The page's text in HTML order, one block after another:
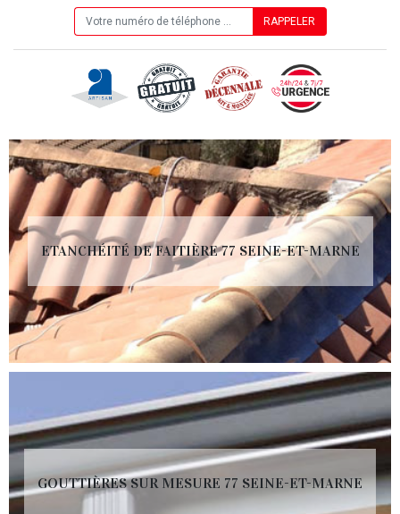
ETANCHÉITÉ DE FAITIÈRE 77 SEINE-ET-MARNE
GOUTTIÈRES SUR MESURE 77 SEINE-ET-MARNE